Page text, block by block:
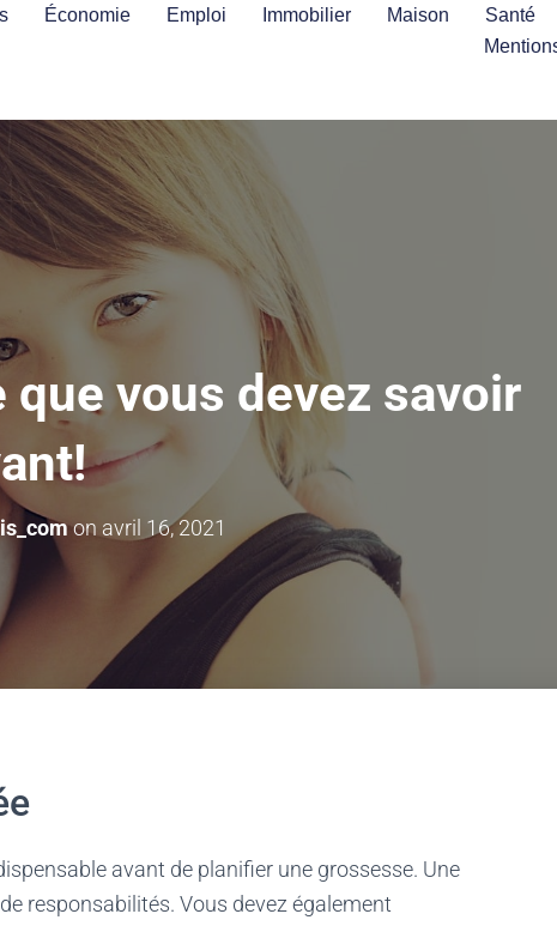
Économie Emploi Immobilier Maison Santé
vous devez savoir
on avril 16, 2021
avant de planifier une grossesse. Une
responsabilités. Vous devez également